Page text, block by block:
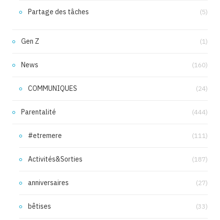
Partage des tâches (5)
Gen Z (1)
News (160)
COMMUNIQUES (24)
Parentalité (444)
#etremere (111)
Activités&Sorties (187)
anniversaires (27)
bêtises (33)